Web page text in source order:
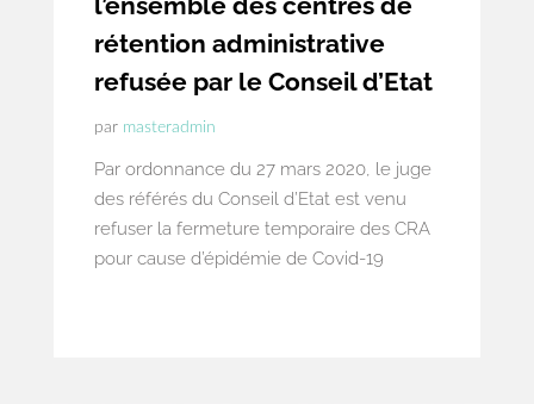
rétention administrative
refusée par le Conseil d’Etat
par masteradmin
Par ordonnance du 27 mars 2020, le juge
des référés du Conseil d’Etat est venu
refuser la fermeture temporaire des CRA
pour cause d’épidémie de Covid-19